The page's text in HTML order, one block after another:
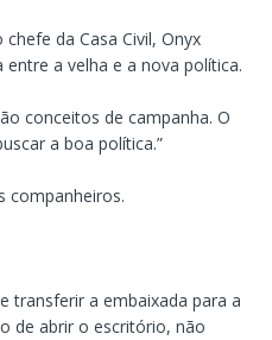
da Casa Civil, Onyx
entre a velha e a nova política.
conceitos de campanha. O
a boa política.”
companheiros.
transferir a embaixada para a
de abrir o escritório, não